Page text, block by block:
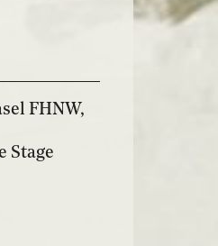
FHNW,
Stage